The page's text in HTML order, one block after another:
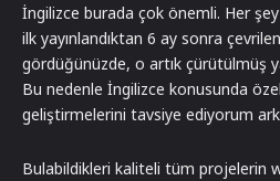
İngilizce burada çok önemli. Her şey
ilk yayınlandıktan 6 ay sonra
gördüğünüzde, o artık çürütülmüş
Bu nedenle İngilizce konusunda
geliştirmelerini tavsiye ediyorum
Bulabildikleri kaliteli tüm projelerin